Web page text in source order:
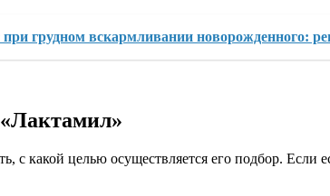
грудном вскармливании новорожденного:
с какой целью осуществляется его подбор.